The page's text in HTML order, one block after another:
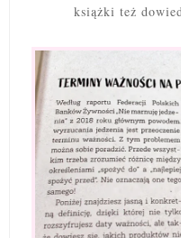
książki też